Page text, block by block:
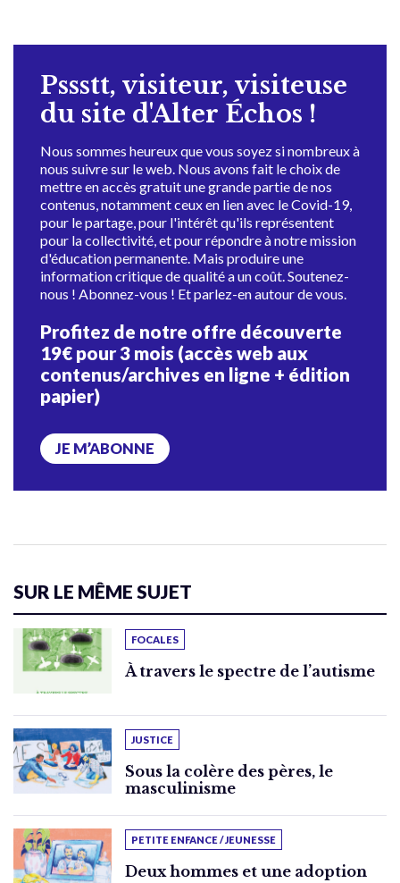
Pssstt, visiteur, visiteuse
du site d'Alter Échos !
Nous sommes heureux que vous soyez si nombreux à
nous suivre sur le web. Nous avons fait le choix de
mettre en accès gratuit une grande partie de nos
contenus, notamment ceux en lien avec le Covid-19,
pour le partage, pour l'intérêt qu'ils représentent
pour la collectivité, et pour répondre à notre mission
d'éducation permanente. Mais produire une
information critique de qualité a un coût. Soutenez-
nous ! Abonnez-vous ! Et parlez-en autour de vous.
Profitez de notre offre découverte
19€ pour 3 mois (accès web aux
contenus/archives en ligne + édition
papier)
JE M’ABONNE
SUR LE MÊME SUJET
FOCALES
À travers le spectre de l’autisme
JUSTICE
Sous la colère des pères, le
masculinisme
PETITE ENFANCE / JEUNESSE
Deux hommes et une adoption